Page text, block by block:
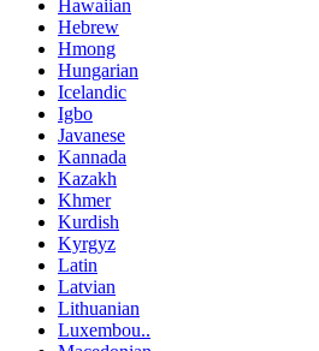
Hawaiian
Hebrew
Hmong
Hungarian
Icelandic
Igbo
Javanese
Kannada
Kazakh
Khmer
Kurdish
Kyrgyz
Latin
Latvian
Lithuanian
Luxembou..